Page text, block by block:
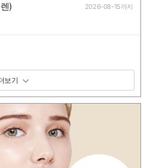
) 2026-08-15까지
패키지 보기 토글